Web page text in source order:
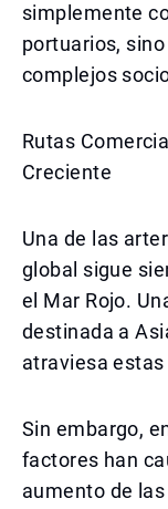
simplemente
portuarios,
complejos
Rutas
Creciente
Una de las
global sigue
el Mar Rojo.
destinada a
atraviesa
Sin embargo,
factores han
aumento de